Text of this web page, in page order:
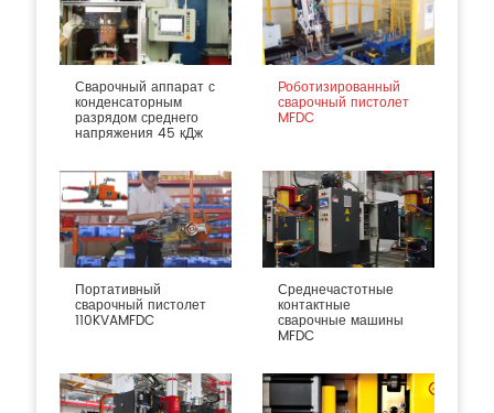
Сварочный аппарат с
конденсаторным
разрядом среднего
напряжения 45 кДж
Роботизированный
сварочный пистолет
MFDC
Портативный
сварочный пистолет
110KVAMFDC
Среднечастотные
контактные
сварочные машины
MFDC